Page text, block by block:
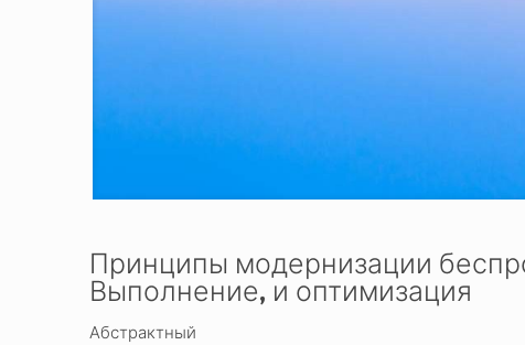
Принципы модернизации
Выполнение, и оптимизация
Абстрактный